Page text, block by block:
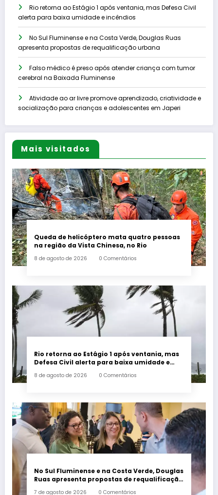
Rio retorna ao Estágio 1 após ventania, mas Defesa Civil
alerta para baixa umidade e incêndios
No Sul Fluminense e na Costa Verde, Douglas Ruas
apresenta propostas de requalificação urbana
Falso médico é preso após atender criança com tumor
cerebral na Baixada Fluminense
Atividade ao ar livre promove aprendizado, criatividade e
socialização para crianças e adolescentes em Japeri
Mais visitados
Queda de helicóptero mata quatro pessoas
na região da Vista Chinesa, no Rio
8 de agosto de 2026 0 Comentários
Rio retorna ao Estágio 1 após ventania, mas
Defesa Civil alerta para baixa umidade e
8 de agosto de 2026 0 Comentários
No Sul Fluminense e na Costa Verde, Douglas
Ruas apresenta propostas de requalificação
7 de agosto de 2026 0 Comentários